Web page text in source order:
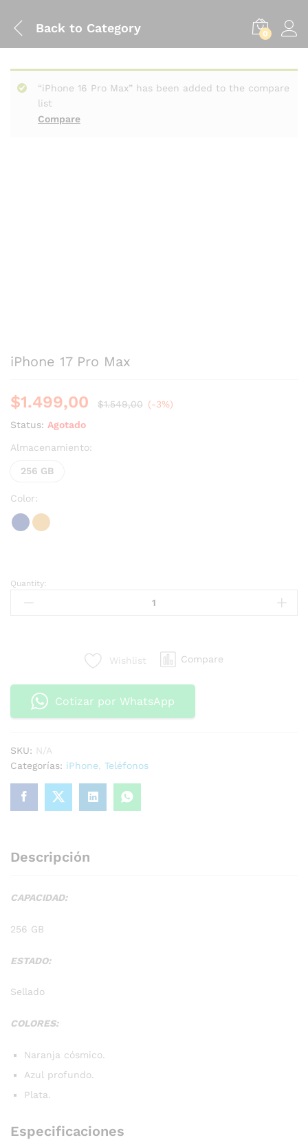
Back to Category 0
Compare
“iPhone 16 Pro Max” has been added to the compare
list
iPhone 17 Pro Max
$1.499,00 $1.549,00 (-3%)
Status: Agotado
Almacenamiento:
256 GB
Color:
Quantity:
Wishlist Compare
Cotizar por WhatsApp
SKU: N/A
Categorías: iPhone Teléfonos
Descripción
CAPACIDAD:
256 GB
ESTADO:
Sellado
COLORES:
Naranja cósmico.
Azul profundo.
Plata.
Especificaciones